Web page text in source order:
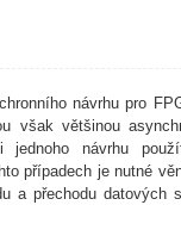
návrhu pro
však většinou
návrhu
případech je nutné
a přechodu datových